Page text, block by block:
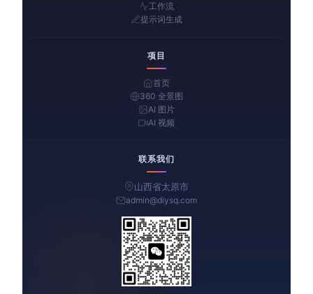
工作流
提示词生成
项目
首页
360 全景图
AI 图片
AI 视频
联系我们
山西省太原市
admin@diysq.com